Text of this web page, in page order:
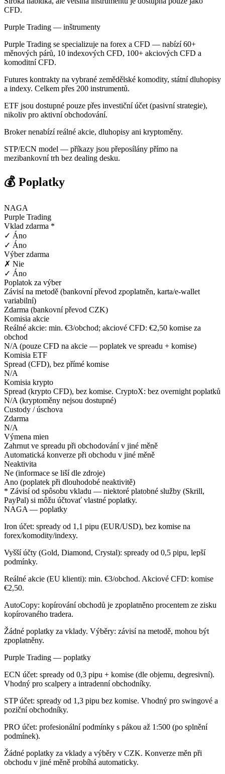
CFD.
Purple Trading — inštrumenty
Purple Trading se specializuje na forex a CFD — nabízí 60+
měnových párů, 10 indexových CFD, 100+ akciových CFD a
komoditní CFD.
Futures kontrakty na vybrané zemědělské komodity, státní dluhopisy
a indexy. Celkem přes 200 instrumentů.
ETF jsou dostupné pouze přes investiční účet (pasivní strategie),
nikoliv pro aktivní obchodování.
Broker nenabízí reálné akcie, dluhopisy ani kryptoměny.
STP/ECN model — příkazy jsou přeposílány přímo na
mezibankovní trh bez dealing desku.
💰 Poplatky
NAGA
Purple Trading
Vklad zdarma *
✓ Áno
✓ Áno
Výber zdarma
✗ Nie
✓ Áno
Poplatok za výber
Závisí na metodě (bankovní převod zpoplatněn, karta/e-wallet
variabilní)
Zdarma (bankovní převod CZK)
Komisia akcie
Reálné akcie: min. €3/obchod; akciové CFD: €2,50 komise za
obchod
N/A (pouze CFD na akcie — poplatek ve spreadu + komise)
Komisia ETF
Spread (CFD), bez přímé komise
N/A
Komisia krypto
Spread (krypto CFD), bez komise. CryptoX: bez overnight poplatků
N/A (kryptoměny nejsou dostupné)
Custody / úschova
Zdarma
N/A
Výmena mien
Zahrnut ve spreadu při obchodování v jiné měně
Automatická konverze při obchodu v jiné měně
Neaktivita
Ne (informace se liší dle zdroje)
Ano (poplatek při dlouhodobé neaktivitě)
* Závisí od spôsobu vkladu — niektoré platobné služby (Skrill,
PayPal) si môžu účtovať vlastné poplatky.
NAGA — poplatky
Iron účet: spready od 1,1 pipu (EUR/USD), bez komise na
forex/komodity/indexy.
Vyšší účty (Gold, Diamond, Crystal): spready od 0,5 pipu, lepší
podmínky.
Reálné akcie (EU klienti): min. €3/obchod. Akciové CFD: komise
€2,50.
AutoCopy: kopírování obchodů je zpoplatněno procentem ze zisku
kopírovaného tradera.
Žádné poplatky za vklady. Výběry: závisí na metodě, mohou být
zpoplatněny.
Purple Trading — poplatky
ECN účet: spready od 0,3 pipu + komise (dle objemu, degresivní).
Vhodný pro scalpery a intradenní obchodníky.
STP účet: spready od 1,3 pipu bez komise. Vhodný pro swingové a
poziční obchodníky.
PRO účet: profesionální podmínky s pákou až 1:500 (po splnění
podmínek).
Žádné poplatky za vklady a výběry v CZK. Konverze měn při
obchodu v jiné měně probíhá automaticky.